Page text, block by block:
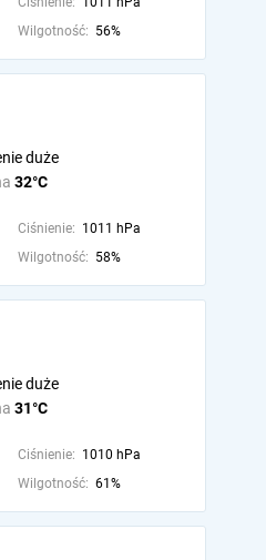
Wilgotność: 56%
32°C
duże
Ciśnienie: 1011 hPa
Wilgotność: 58%
31°C
duże
Ciśnienie: 1010 hPa
Wilgotność: 61%